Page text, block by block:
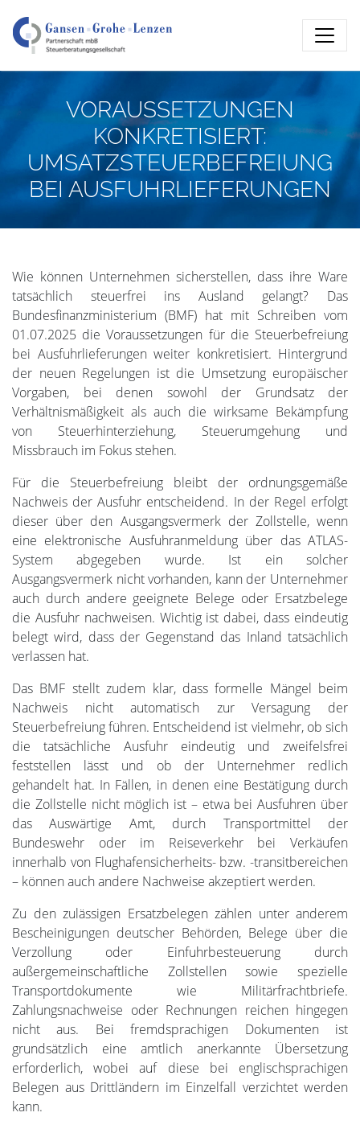
VORAUSSETZUNGEN
KONKRETISIERT:
UMSATZSTEUERBEFREIUNG
BEI AUSFUHRLIEFERUNGEN
Wie können Unternehmen sicherstellen, dass ihre Ware
tatsächlich steuerfrei ins Ausland gelangt? Das
Bundesfinanzministerium (BMF) hat mit Schreiben vom
01.07.2025 die Voraussetzungen für die Steuerbefreiung
bei Ausfuhrlieferungen weiter konkretisiert. Hintergrund
der neuen Regelungen ist die Umsetzung europäischer
Vorgaben, bei denen sowohl der Grundsatz der
Verhältnismäßigkeit als auch die wirksame Bekämpfung
von Steuerhinterziehung, Steuerumgehung und
Missbrauch im Fokus stehen.
Für die Steuerbefreiung bleibt der ordnungsgemäße
Nachweis der Ausfuhr entscheidend. In der Regel erfolgt
dieser über den Ausgangsvermerk der Zollstelle, wenn
eine elektronische Ausfuhranmeldung über das ATLAS-
System abgegeben wurde. Ist ein solcher
Ausgangsvermerk nicht vorhanden, kann der Unternehmer
auch durch andere geeignete Belege oder Ersatzbelege
die Ausfuhr nachweisen. Wichtig ist dabei, dass eindeutig
belegt wird, dass der Gegenstand das Inland tatsächlich
verlassen hat.
Das BMF stellt zudem klar, dass formelle Mängel beim
Nachweis nicht automatisch zur Versagung der
Steuerbefreiung führen. Entscheidend ist vielmehr, ob sich
die tatsächliche Ausfuhr eindeutig und zweifelsfrei
feststellen lässt und ob der Unternehmer redlich
gehandelt hat. In Fällen, in denen eine Bestätigung durch
die Zollstelle nicht möglich ist – etwa bei Ausfuhren über
das Auswärtige Amt, durch Transportmittel der
Bundeswehr oder im Reiseverkehr bei Verkäufen
innerhalb von Flughafensicherheits- bzw. -transitbereichen
– können auch andere Nachweise akzeptiert werden.
Zu den zulässigen Ersatzbelegen zählen unter anderem
Bescheinigungen deutscher Behörden, Belege über die
Verzollung oder Einfuhrbesteuerung durch
außergemeinschaftliche Zollstellen sowie spezielle
Transportdokumente wie Militärfrachtbriefe.
Zahlungsnachweise oder Rechnungen reichen hingegen
nicht aus. Bei fremdsprachigen Dokumenten ist
grundsätzlich eine amtlich anerkannte Übersetzung
erforderlich, wobei auf diese bei englischsprachigen
Belegen aus Drittländern im Einzelfall verzichtet werden
kann.